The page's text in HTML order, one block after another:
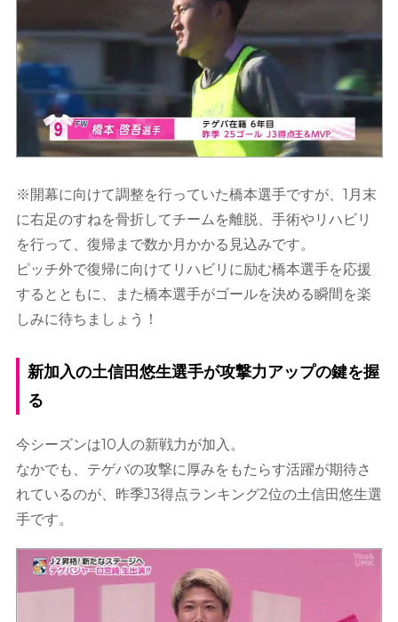
※開幕に向けて調整を行っていた橋本選手ですが、1月末
に右足のすねを骨折してチームを離脱、手術やリハビリ
を行って、復帰まで数か月かかる見込みです。
ピッチ外で復帰に向けてリハビリに励む橋本選手を応援
するとともに、また橋本選手がゴールを決める瞬間を楽
しみに待ちましょう！
新加入の土信田悠生選手が攻撃力アップの鍵を握
る
今シーズンは10人の新戦力が加入。
なかでも、テゲバの攻撃に厚みをもたらす活躍が期待さ
れているのが、昨季J3得点ランキング2位の土信田悠生選
手です。